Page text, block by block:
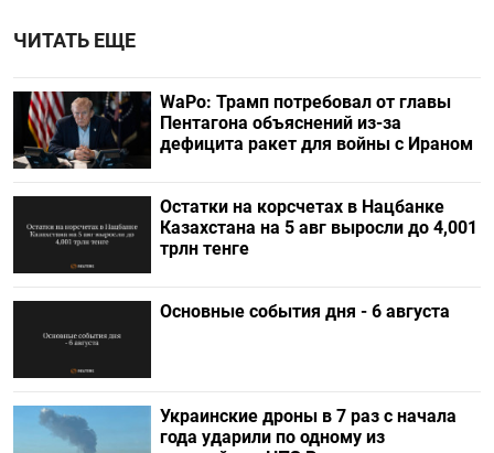
ЧИТАТЬ ЕЩЕ
WaPo: Трамп потребовал от главы
Пентагона объяснений из-за
дефицита ракет для войны с Ираном
Остатки на корсчетах в Нацбанке
Казахстана на 5 авг выросли до 4,001
трлн тенге
Основные события дня - 6 августа
Украинские дроны в 7 раз с начала
года ударили по одному из